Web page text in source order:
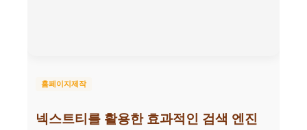
홈페이지제작
넥스트티를 활용한 효과적인 검색 엔진